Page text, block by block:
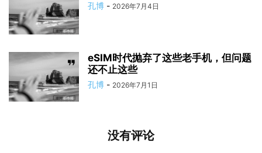
孔博 - 2026年7月4日
eSIM时代抛弃了这些老手机，但问题
还不止这些
孔博 - 2026年7月1日
没有评论